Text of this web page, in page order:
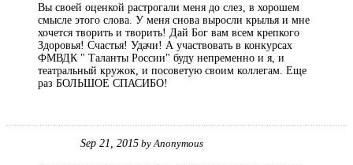
Вы своей оценкой растрогали меня до слез, в хорошем
смысле этого слова. У меня снова выросли крылья и мне
хочется творить и творить! Дай Бог вам всем крепкого
Здоровья! Счастья! Удачи! А участвовать в конкурсах
ФМВДК " Таланты России" буду непременно и я, и
театральный кружок, и посоветую своим коллегам. Еще
раз БОЛЬШОЕ СПАСИБО!
Sep 21, 2015 by Anonymous